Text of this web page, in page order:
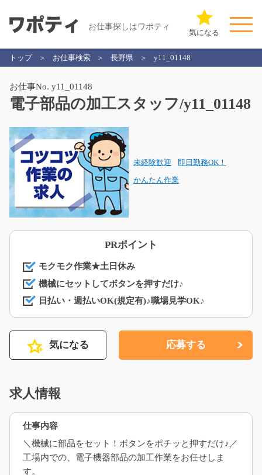
お仕事探しはワポティ
気になる
トップ お仕事検索 長野県 y11_01148
お仕事No. y11_01148
電子部品の加工スタッフ/y11_01148
未経験歓迎 即日勤務OK！
かんたん作業
PRポイント
モクモク作業★土日休み
機械にセットしてボタンを押すだけ♪
日払い・週払いOK(規定有)♪職場見学OK♪
気になる 応募する
求人情報
仕事内容
＼機械に部品をセット！ボタンをポチッと押すだけ♪／
工場内での、電子機器部品の加工作業をお任せしま
す。